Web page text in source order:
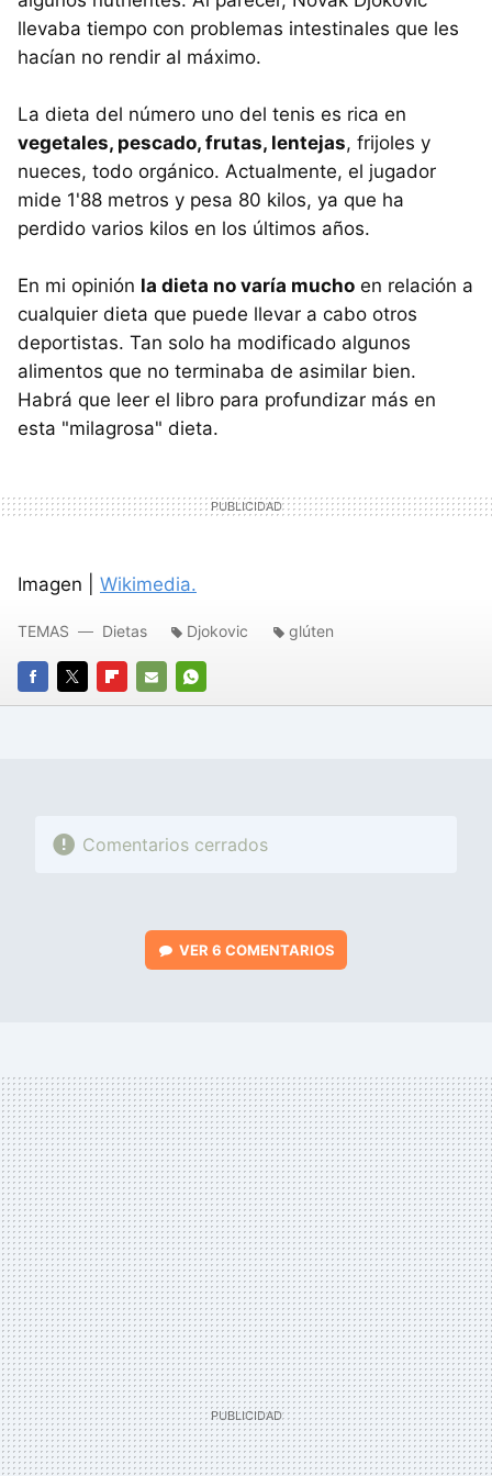
llevaba tiempo con problemas intestinales que les
hacían no rendir al máximo.
La dieta del número uno del tenis es rica en
vegetales, pescado, frutas, lentejas, frijoles y
nueces, todo orgánico. Actualmente, el jugador
mide 1'88 metros y pesa 80 kilos, ya que ha
perdido varios kilos en los últimos años.
En mi opinión la dieta no varía mucho en relación a
cualquier dieta que puede llevar a cabo otros
deportistas. Tan solo ha modificado algunos
alimentos que no terminaba de asimilar bien.
Habrá que leer el libro para profundizar más en
esta "milagrosa" dieta.
Imagen | Wikimedia.
FACEBOOK
TWITTERFLIPBOARD
E-
WHATSAPP
TEMAS Dietas Djokovic glúten
Comentarios cerrados
VER 6 COMENTARIOS